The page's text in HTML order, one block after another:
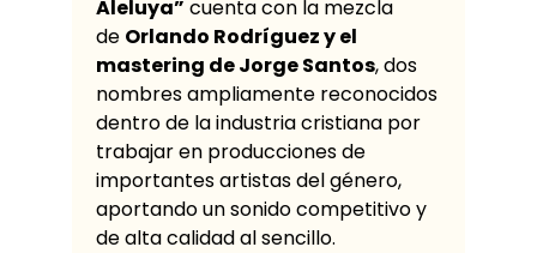
Aleluya” cuenta con la mezcla
de Orlando Rodríguez y el
mastering de Jorge Santos, dos
nombres ampliamente reconocidos
dentro de la industria cristiana por
trabajar en producciones de
importantes artistas del género,
aportando un sonido competitivo y
de alta calidad al sencillo.